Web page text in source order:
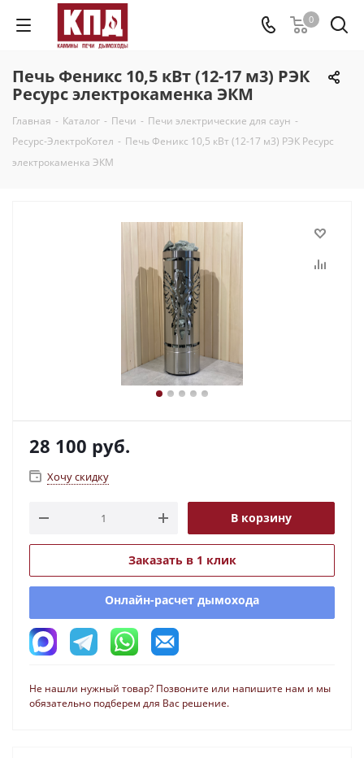
0
Печь Феникс 10,5 кВт (12-17 м3) РЭК
Ресурс электрокаменка ЭКМ
Главная - Каталог - Печи - Печи электрические для саун -
Ресурс-ЭлектроКотел - Печь Феникс 10,5 кВт (12-17 м3) РЭК Ресурс
электрокаменка ЭКМ
28 100 руб.
Хочу скидку
В корзину
Заказать в 1 клик
Онлайн-расчет дымохода
Не нашли нужный товар? Позвоните или напишите нам и мы
обязательно подберем для Вас решение.